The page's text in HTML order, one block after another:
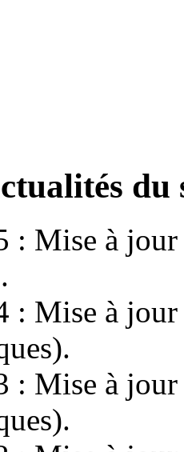
du
: Mise à
: Mise à
: Mise à